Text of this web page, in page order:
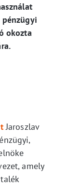
okozta
Jaroszlav
amely